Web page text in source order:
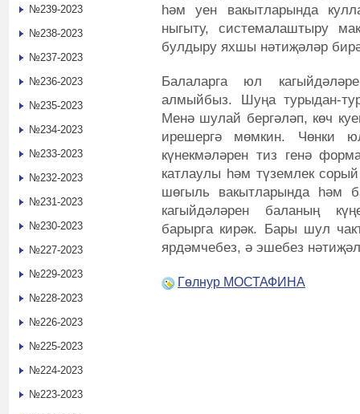
һәм уен вакытларында
ныгыту, системалаштыру
булдыру яхшы нәтиҗәләр
Балаларга юл
алмыйбыз. Шуңа турыдан-
Менә шулай бергәләп, көч
ирешергә мөмкин. Чөнки
күнекмәләрен тиз генә
катлаулы һәм түземлек
шөгыль вакытларында һәм
кагыйдәләрен баланың
барырга кирәк. Бары шул
ярдәмчебез, ә эшебез
Гөлнур МОСТАФИНА
№239-2023
№238-2023
№237-2023
№236-2023
№235-2023
№234-2023
№233-2023
№232-2023
№231-2023
№230-2023
№227-2023
№229-2023
№228-2023
№226-2023
№225-2023
№224-2023
№223-2023